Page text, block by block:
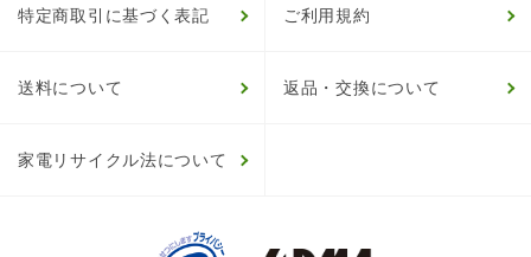
特定商取引に基づく表記 ご利用規約
送料について 返品・交換について
家電リサイクル法について